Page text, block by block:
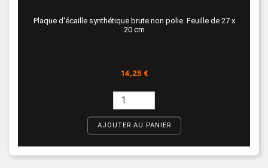
Plaque d'écaille synthétique brute non polie. Feuille de 27 x
20 cm
Prix
14,25 €
AJOUTER AU PANIER